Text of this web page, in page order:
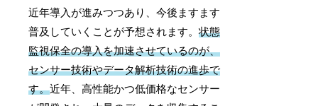
近年導入が進みつつあり、今後ますます
普及していくことが予想されます。状態
監視保全の導入を加速させているのが、
センサー技術やデータ解析技術の進歩で
す。近年、高性能かつ低価格なセンサー